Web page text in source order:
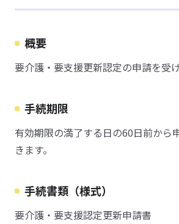
概要
要介護・要支援更新認定の申請を受
手続期限
有効期限の満了する日の60日前から
きます。
手続書類（様式）
要介護・要支援認定更新申請書